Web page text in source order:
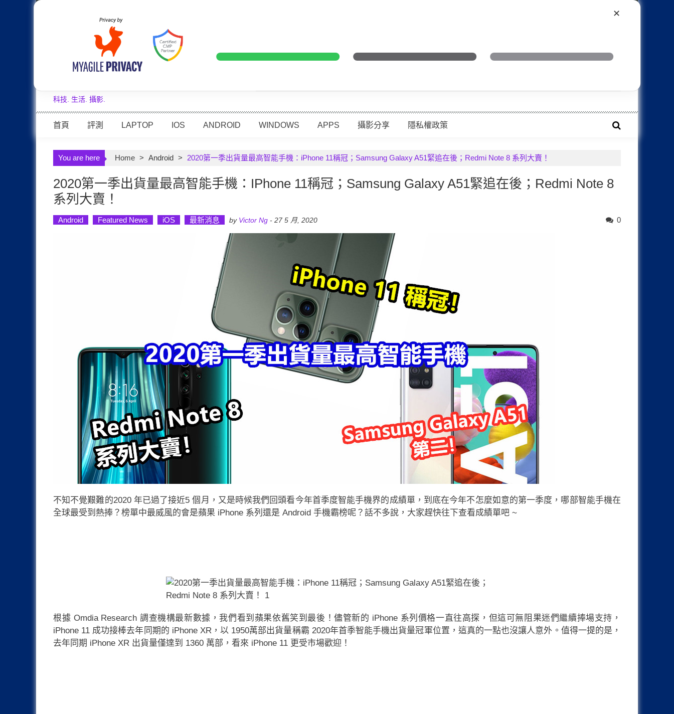
Skip
LATEST 全球增長30%：Samsung Galaxy Z Fold8 系列全球預購創紀錄；Galaxy Z Fold8 人氣超越 Ultra！
科技. 生活. 攝影.
首頁 評測 LAPTOP IOS ANDROID WINDOWS APPS 攝影分享 隱私權政策
You are here Home > Android > 2020第一季出貨量最高智能手機：iPhone 11稱冠；Samsung Galaxy A51緊追在後；Redmi Note 8 系列大賣！
2020第一季出貨量最高智能手機：iPhone 11稱冠；Samsung Galaxy A51緊追在後；Redmi Note 8
系列大賣！
Android Featured News iOS 最新消息 by Victor Ng - 27 5 月, 2020 0
不知不覺艱難的2020 年已過了接近5 個月，又是時候我們回頭看今年首季度智能手機界的成績單，到底在今年不怎麼如意的第一季度，哪部智能手機在
全球最受到熱捧？榜單中最威風的會是蘋果 iPhone 系列還是 Android 手機霸榜呢？話不多說，大家趕快往下查看成績單吧 ~
根據 Omdia Research 調查機構最新數據，我們看到蘋果依舊笑到最後！儘管新的 iPhone 系列價格一直往高探，但這可無阻果迷們繼續捧場支持，
iPhone 11 成功接棒去年同期的 iPhone XR，以 1950萬部出貨量稱霸 2020年首季智能手機出貨量冠軍位置，這真的一點也沒讓人意外。值得一提的是，
去年同期 iPhone XR 出貨量僅達到 1360 萬部，看來 iPhone 11 更受市場歡迎！
✕